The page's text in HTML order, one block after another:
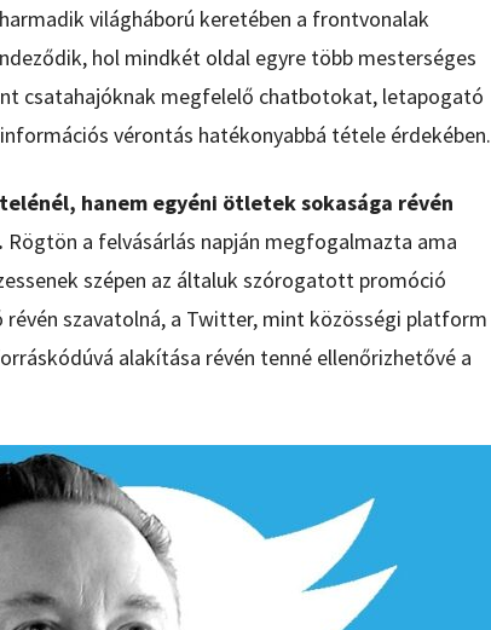
világháború keretében a frontvonalak
hol mindkét oldal egyre több mesterséges
csatahajóknak megfelelő chatbotokat, letapogató
vérontás hatékonyabbá tétele érdekében.
hanem egyéni ötletek sokasága révén
Rögtön a felvásárlás napján megfogalmazta ama
szépen az általuk szórogatott promóció
szavatolná, a Twitter, mint közösségi platform
alakítása révén tenné ellenőrizhetővé a